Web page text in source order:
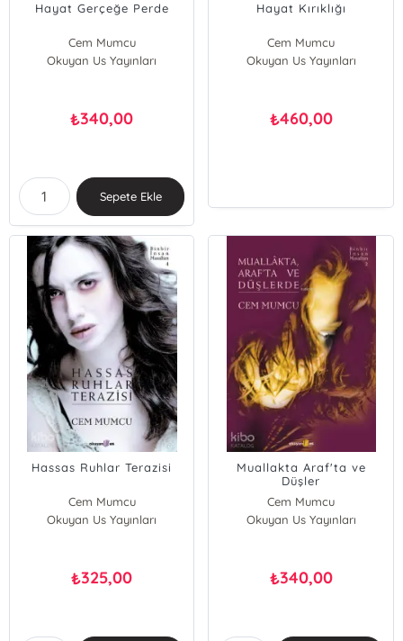
Hayat Gerçeğe Perde
Cem Mumcu
Okuyan Us Yayınları
₺340,00
Sepete Ekle
Hayat Kırıklığı
Cem Mumcu
Okuyan Us Yayınları
₺460,00
Hassas Ruhlar Terazisi
Cem Mumcu
Okuyan Us Yayınları
₺325,00
Muallakta Araf'ta ve
Düşler
Cem Mumcu
Okuyan Us Yayınları
₺340,00